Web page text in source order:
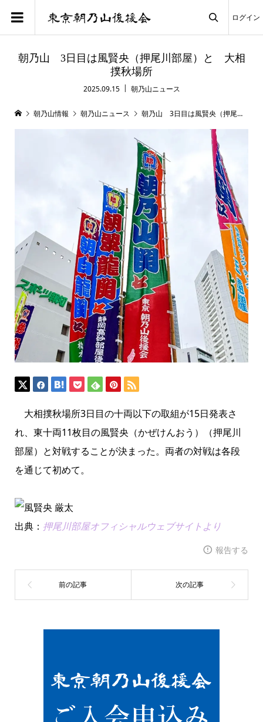

ログイン
朝乃山 3日目は風賢央（押尾川部屋）と 大相
撲秋場所
2025.09.15 朝乃山ニュース
朝乃山情報 朝乃山ニュース 朝乃山 3日目は風賢央（押尾川部屋）と 大相撲秋場所
大相撲秋場所3日目の十両以下の取組が15日発表さ
れ、東十両11枚目の風賢央（かぜけんおう）（押尾川
部屋）と対戦することが決まった。両者の対戦は各段
を通じて初めて。
出典： 押尾川部屋オフィシャルウェブサイトより
報告する